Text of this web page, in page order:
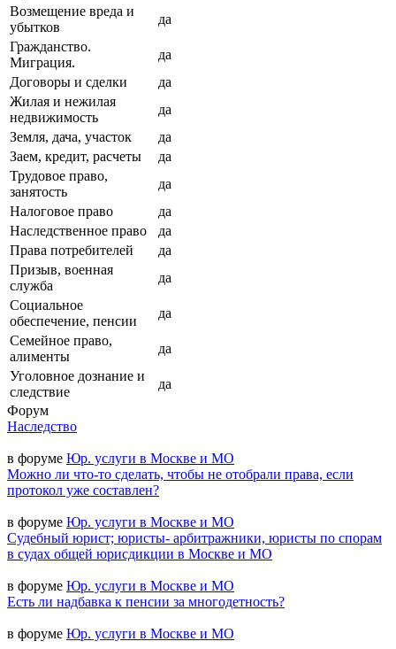
Возмещение вреда и
убытков
да
Гражданство.
Миграция.
да
Договоры и сделки
да
Жилая и нежилая
недвижимость
да
Земля, дача, участок
да
Заем, кредит, расчеты
да
Трудовое право,
занятость
да
Налоговое право
да
Наследственное право
да
Права потребителей
да
Призыв, военная
служба
да
Социальное
обеспечение, пенсии
да
Семейное право,
алименты
да
Уголовное дознание и
следствие
да
Форум
Наследство
в форуме Юр. услуги в Москве и МО
Можно ли что-то сделать, чтобы не отобрали права, если
протокол уже составлен?
в форуме Юр. услуги в Москве и МО
Судебный юрист; юристы- арбитражники, юристы по спорам
в судах общей юрисдикции в Москве и МО
в форуме Юр. услуги в Москве и МО
Есть ли надбавка к пенсии за многодетность?
в форуме Юр. услуги в Москве и МО